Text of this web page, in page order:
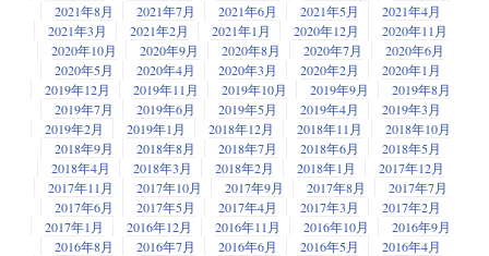
2021年8月
2021年7月 2021年6月 2021年5月
2021年4月
2021年3月
2021年2月 2021年1月 2020年12月
2020年11月
2020年10月
2020年9月 2020年8月 2020年7月
2020年6月
2020年5月
2020年4月 2020年3月 2020年2月
2020年1月
2019年12月
2019年11月 2019年10月 2019年9月
2019年8月
2019年7月
2019年6月 2019年5月 2019年4月
2019年3月
2019年2月
2019年1月 2018年12月 2018年11月
2018年10月
2018年9月
2018年8月 2018年7月 2018年6月
2018年5月
2018年4月
2018年3月 2018年2月 2018年1月
2017年12月
2017年11月
2017年10月 2017年9月 2017年8月
2017年7月
2017年6月
2017年5月 2017年4月 2017年3月
2017年2月
2017年1月
2016年12月 2016年11月 2016年10月
2016年9月
2016年8月
2016年7月 2016年6月 2016年5月
2016年4月